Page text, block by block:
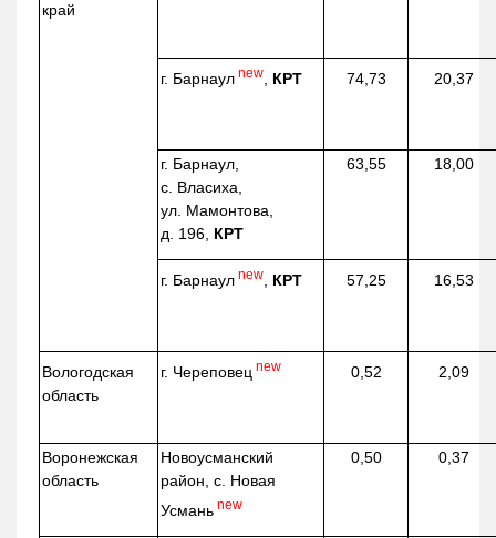
край
г. Барнаул new КРТ 74,73 20,37
г. Барнаул,
с. Власиха,
ул. Мамонтова,
д. 196, КРТ
63,55 18,00
г. Барнаул new КРТ 57,25 16,53
Вологодская
область
г. Череповец new 0,52 2,09
Воронежская
область
Новоусманский
район, с. Новая
Усмань new
0,50 0,37